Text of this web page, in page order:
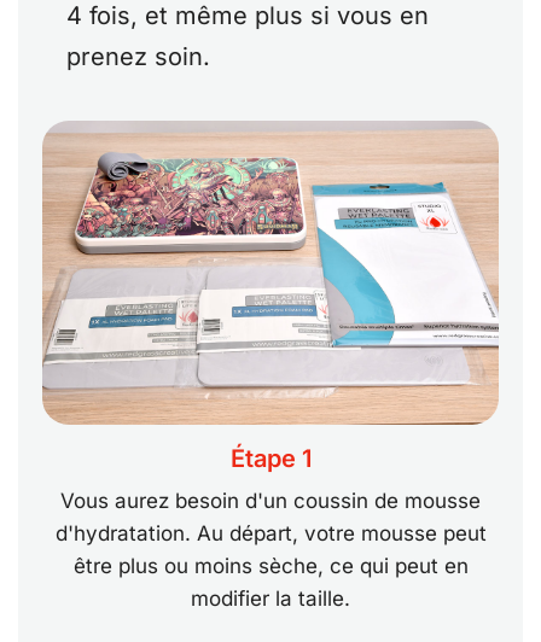
4 fois, et même plus si vous en
prenez soin.
Étape 1
Vous aurez besoin d'un coussin de mousse
d'hydratation. Au départ, votre mousse peut
être plus ou moins sèche, ce qui peut en
modifier la taille.